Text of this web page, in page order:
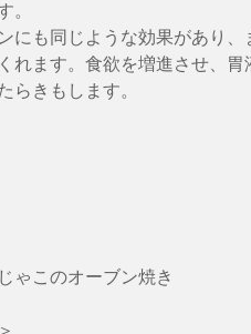
。
にも同じような効果があり、
れます。食欲を増進させ、
らきもします。
ゃこのオーブン焼き